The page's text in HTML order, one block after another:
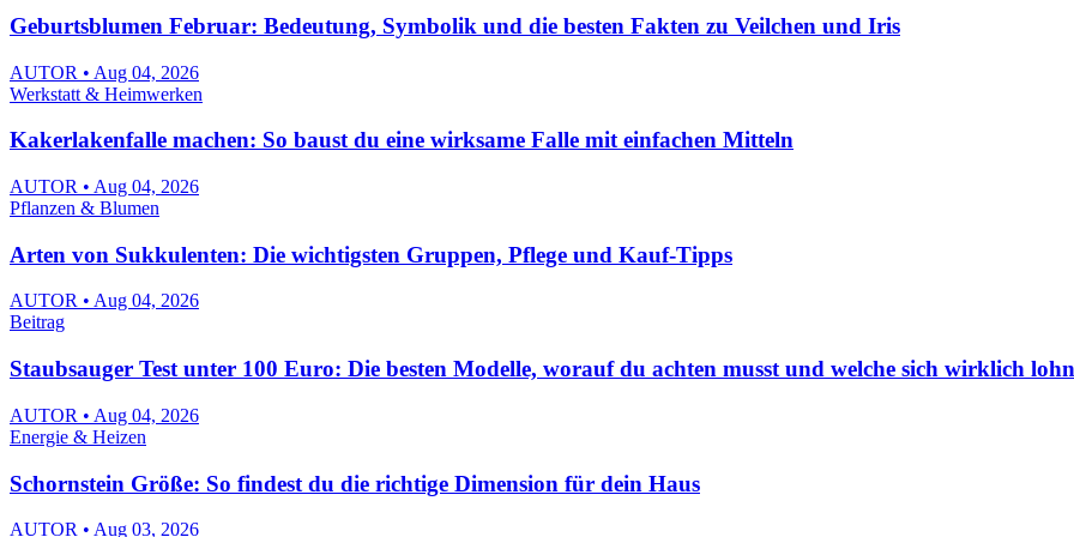
Geburtsblumen Februar: Bedeutung, Symbolik und die besten Fakten zu Veilchen und Iris
AUTOR • Aug 04, 2026
Werkstatt & Heimwerken
Kakerlakenfalle machen: So baust du eine wirksame Falle mit einfachen Mitteln
AUTOR • Aug 04, 2026
Pflanzen & Blumen
Arten von Sukkulenten: Die wichtigsten Gruppen, Pflege und Kauf-Tipps
AUTOR • Aug 04, 2026
Beitrag
Staubsauger Test unter 100 Euro: Die besten Modelle, worauf du achten musst und welche sich wirklich
AUTOR • Aug 04, 2026
Energie & Heizen
Schornstein Größe: So findest du die richtige Dimension für dein Haus
AUTOR • Aug 03, 2026